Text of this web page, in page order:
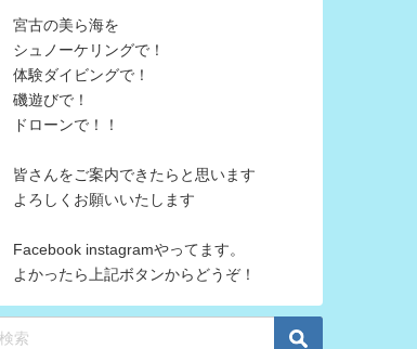
宮古の美ら海を
シュノーケリングで！
体験ダイビングで！
磯遊びで！
ドローンで！！
皆さんをご案内できたらと思います
よろしくお願いいたします
Facebook instagramやってます。
よかったら上記ボタンからどうぞ！